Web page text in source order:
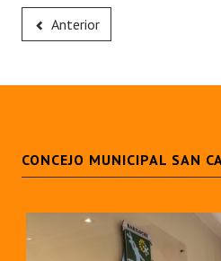
Anterior
CONCEJO MUNICIPAL SAN